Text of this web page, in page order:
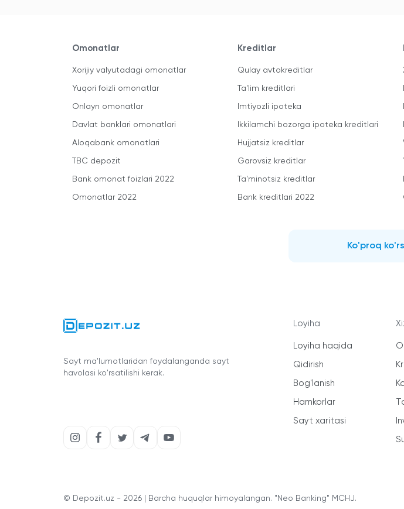
Omonatlar
Xorijiy valyutadagi omonatlar
Yuqori foizli omonatlar
Onlayn omonatlar
Davlat banklari omonatlari
Aloqabank omonatlari
TBC depozit
Bank omonat foizlari 2022
Omonatlar 2022
Kreditlar
Qulay avtokreditlar
Ta'lim kreditlari
Imtiyozli ipoteka
Ikkilamchi bozorga ipoteka kreditlari
Hujjatsiz kreditlar
Garovsiz kreditlar
Ta'minotsiz kreditlar
Bank kreditlari 2022
Ko'proq
Sayt ma'lumotlaridan foydalanganda sayt
havolasi ko'rsatilishi kerak.
Loyiha
Loyiha haqida
Qidirish
Bog'lanish
Hamkorlar
Sayt xaritasi
© Depozit.uz - 2026 | Barcha huquqlar himoyalangan. "Neo Banking" MCHJ.